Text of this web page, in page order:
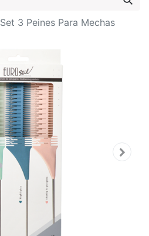
Set 3 Peines Para Mechas